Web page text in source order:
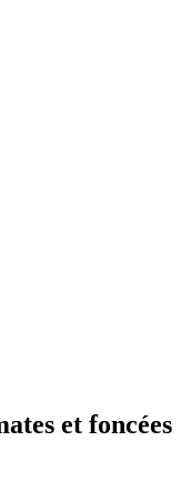
et foncées